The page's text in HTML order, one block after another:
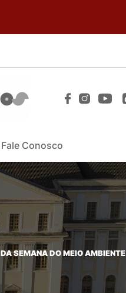
Fale Conosco
SEMANA DO MEIO AMBIENTE